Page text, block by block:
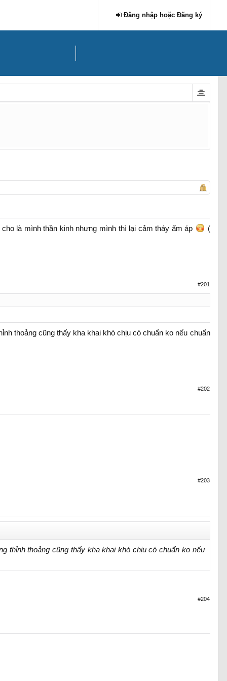
là mình thần kinh nhưng mình thì lại cảm tháy ấm áp
(
#201
thoảng cũng thấy kha khai khó chịu có chuẩn ko nếu chuẩn
#202
#203
thỉnh thoảng cũng thấy kha khai khó chịu có chuẩn ko nếu
#204
Đăng nhập hoặc Đăng ký